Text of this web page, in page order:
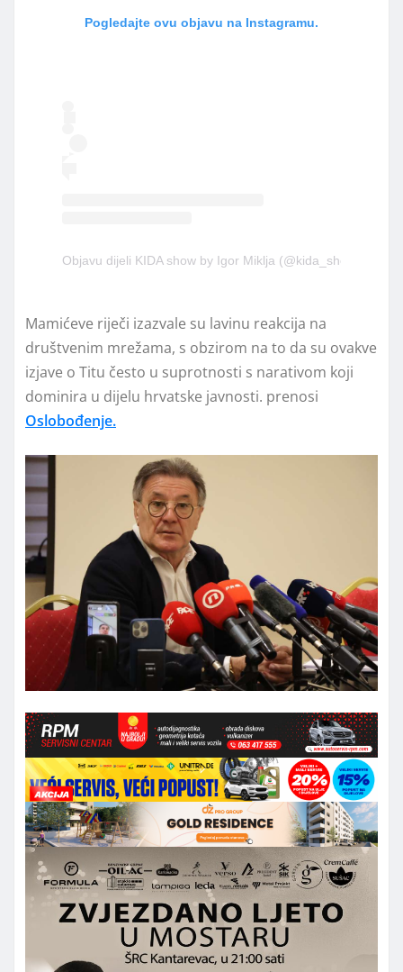
Pogledajte ovu objavu na Instagramu.
Objavu dijeli KIDA show by Igor Miklja (@kida_show)
Mamićeve riječi izazvale su lavinu reakcija na
društvenim mrežama, s obzirom na to da su ovakve
izjave o Titu često u suprotnosti s narativom koji
dominira u dijelu hrvatske javnosti. prenosi
Oslobođenje.